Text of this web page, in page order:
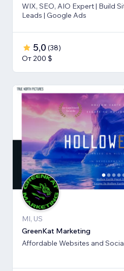
WIX, SEO, AIO Expert | Build
Leads | Google Ads
5,0 (38)
От 200 $
MI, US
GreenKat Marketing
Affordable Websites and